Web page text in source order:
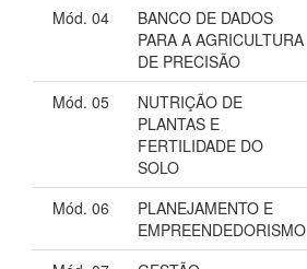
Mód. 04
BANCO DE DADOS
PARA A AGRICULTURA
DE PRECISÃO
Mód. 05
NUTRIÇÃO DE
PLANTAS E
FERTILIDADE DO
SOLO
Mód. 06
PLANEJAMENTO E
EMPREENDEDORISMO